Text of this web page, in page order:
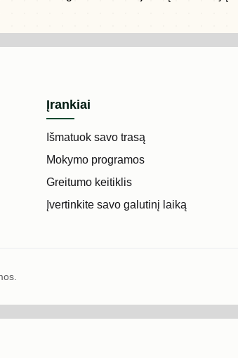
Įrankiai
Išmatuok savo trasą
Mokymo programos
Greitumo keitiklis
Įvertinkite savo galutinį laiką